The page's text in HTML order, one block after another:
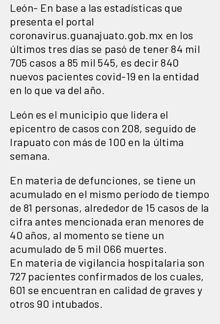
León- En base a las estadísticas que
presenta el portal
coronavirus.guanajuato.gob.mx en los
últimos tres días se pasó de tener 84 mil
705 casos a 85 mil 545, es decir 840
nuevos pacientes covid-19 en la entidad
en lo que va del año.
León es el municipio que lidera el
epicentro de casos con 208, seguido de
Irapuato con más de 100 en la última
semana.
En materia de defunciones, se tiene un
acumulado en el mismo período de tiempo
de 81 personas, alrededor de 15 casos de la
cifra antes mencionada eran menores de
40 años, al momento se tiene un
acumulado de 5 mil 066 muertes.
En materia de vigilancia hospitalaria son
727 pacientes confirmados de los cuales,
601 se encuentran en calidad de graves y
otros 90 intubados.